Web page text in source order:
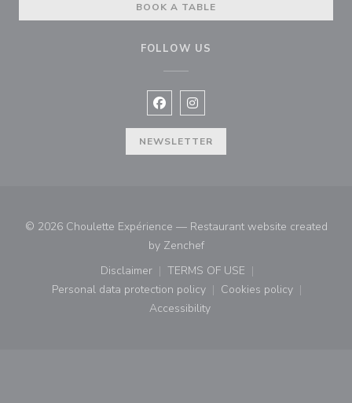
BOOK A TABLE
FOLLOW US
Facebook ((opens in a new
Instagram ((opens in a new
NEWSLETTER
© 2026 Choulette Expérience — Restaurant website created
by Zenchef((opens in a new window))
Disclaimer
((opens in a new window))
TERMS OF USE
((opens in a new window))
Personal data protection policy
((opens in a new window))
Cookies policy
((opens in a new
Accessibility
((opens in a new window))